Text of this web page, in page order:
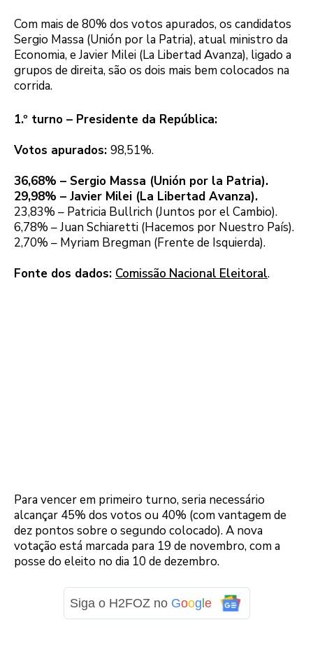
Com mais de 80% dos votos apurados, os candidatos
Sergio Massa (Unión por la Patria), atual ministro da
Economia, e Javier Milei (La Libertad Avanza), ligado a
grupos de direita, são os dois mais bem colocados na
corrida.
1.º turno – Presidente da República:
Votos apurados: 98,51%.
36,68% – Sergio Massa (Unión por la Patria).
29,98% – Javier Milei (La Libertad Avanza).
23,83% – Patricia Bullrich (Juntos por el Cambio).
6,78% – Juan Schiaretti (Hacemos por Nuestro País).
2,70% – Myriam Bregman (Frente de Isquierda).
Fonte dos dados: Comissão Nacional Eleitoral.
Para vencer em primeiro turno, seria necessário
alcançar 45% dos votos ou 40% (com vantagem de
dez pontos sobre o segundo colocado). A nova
votação está marcada para 19 de novembro, com a
posse do eleito no dia 10 de dezembro.
Siga o H2FOZ no Goog e